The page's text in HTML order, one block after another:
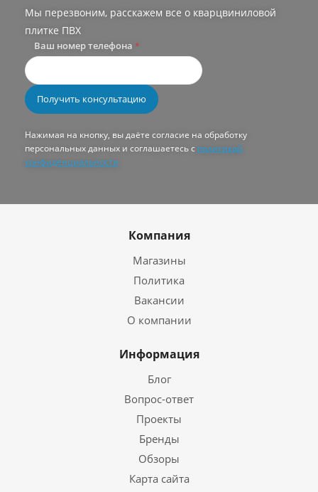
Мы перезвоним, расскажем все о кварцвиниловой
плитке ПВХ
Ваш номер телефона *
Нажимая на кнопку, вы даёте согласие на обработку
персональных данных и соглашаетесь с политикой
конфиденциальности
Компания
Магазины
Политика
Вакансии
О компании
Информация
Блог
Вопрос-ответ
Проекты
Бренды
Обзоры
Карта сайта